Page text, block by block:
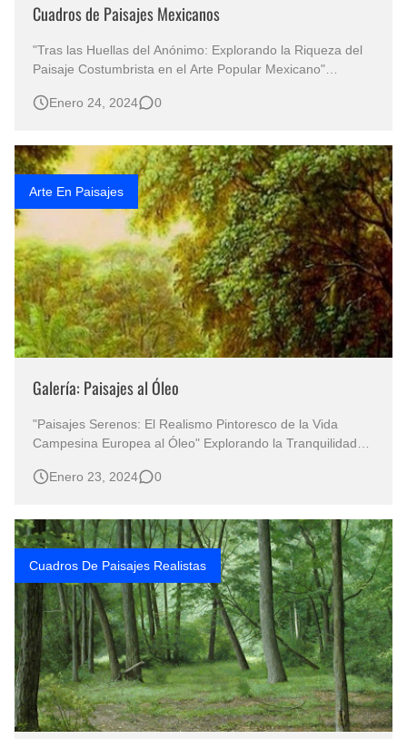
Cuadros de Paisajes Mexicanos
"Tras las Huellas del Anónimo: Explorando la Riqueza del
Paisaje Costumbrista en el Arte Popular Mexicano"
Mexicanos al Óleo Paisajes Mexicanos Pintados al Óleo
PAISAJE MEXICANO Pai…
Enero 24, 2024 0
Arte En Paisajes
Galería: Paisajes al Óleo
"Paisajes Serenos: El Realismo Pintoresco de la Vida
Campesina Europea al Óleo" Explorando la Tranquilidad
Capturan la Vida Campesina de Europa Paisajes
sobre lienzo paisajes a…
Enero 23, 2024 0
Cuadros De Paisajes Realistas